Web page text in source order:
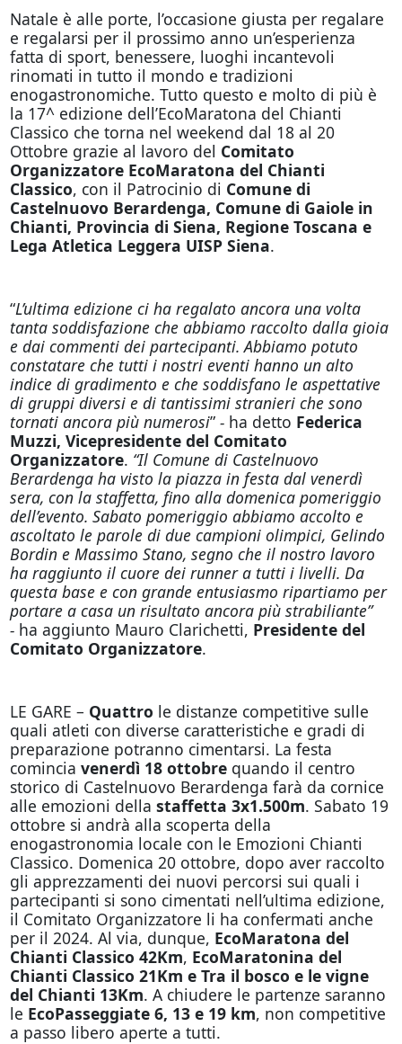
Natale è alle porte, l’occasione giusta per regalare
e regalarsi per il prossimo anno un’esperienza
fatta di sport, benessere, luoghi incantevoli
rinomati in tutto il mondo e tradizioni
enogastronomiche. Tutto questo e molto di più è
la 17^ edizione dell’EcoMaratona del Chianti
Classico che torna nel weekend dal 18 al 20
Ottobre grazie al lavoro del Comitato
Organizzatore EcoMaratona del Chianti
Classico, con il Patrocinio di Comune di
Castelnuovo Berardenga, Comune di Gaiole in
Chianti, Provincia di Siena, Regione Toscana e
Lega Atletica Leggera UISP Siena.
“L’ultima edizione ci ha regalato ancora una volta
tanta soddisfazione che abbiamo raccolto dalla gioia
e dai commenti dei partecipanti. Abbiamo potuto
constatare che tutti i nostri eventi hanno un alto
indice di gradimento e che soddisfano le aspettative
di gruppi diversi e di tantissimi stranieri che sono
tornati ancora più numerosi”- ha detto Federica
Muzzi, Vicepresidente del Comitato
Organizzatore. “Il Comune di Castelnuovo
Berardenga ha visto la piazza in festa dal venerdì
sera, con la staffetta, fino alla domenica pomeriggio
dell’evento. Sabato pomeriggio abbiamo accolto e
ascoltato le parole di due campioni olimpici, Gelindo
Bordin e Massimo Stano, segno che il nostro lavoro
ha raggiunto il cuore dei runner a tutti i livelli. Da
questa base e con grande entusiasmo ripartiamo per
portare a casa un risultato ancora più strabiliante”
- ha aggiunto Mauro Clarichetti, Presidente del
Comitato Organizzatore.
LE GARE – Quattro le distanze competitive sulle
quali atleti con diverse caratteristiche e gradi di
preparazione potranno cimentarsi. La festa
comincia venerdì 18 ottobrequando il centro
storico di Castelnuovo Berardenga farà da cornice
alle emozioni della staffetta 3x1.500m. Sabato 19
ottobre si andrà alla scoperta della
enogastronomia locale con le Emozioni Chianti
Classico. Domenica 20 ottobre, dopo aver raccolto
gli apprezzamenti dei nuovi percorsi sui quali i
partecipanti si sono cimentati nell’ultima edizione,
il Comitato Organizzatore li ha confermati anche
per il 2024. Al via, dunque, EcoMaratona del
Chianti Classico 42Km, EcoMaratonina del
Chianti Classico 21Km e Tra il bosco e le vigne
del Chianti 13Km. A chiudere le partenze saranno
le EcoPasseggiate 6, 13 e 19 km, non competitive
a passo libero aperte a tutti.